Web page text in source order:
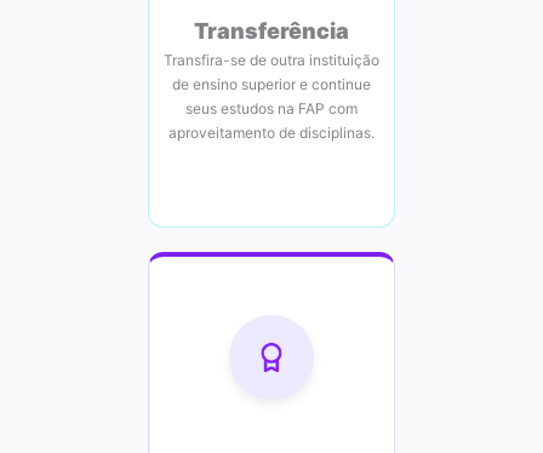
Transferência
Transfira-se de outra instituição
de ensino superior e continue
seus estudos na FAP com
aproveitamento de disciplinas.